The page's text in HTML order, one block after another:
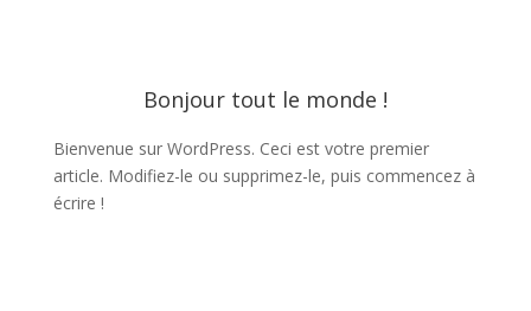
Bonjour tout le monde !
Bienvenue sur WordPress. Ceci est votre premier
article. Modifiez-le ou supprimez-le, puis commencez à
écrire !